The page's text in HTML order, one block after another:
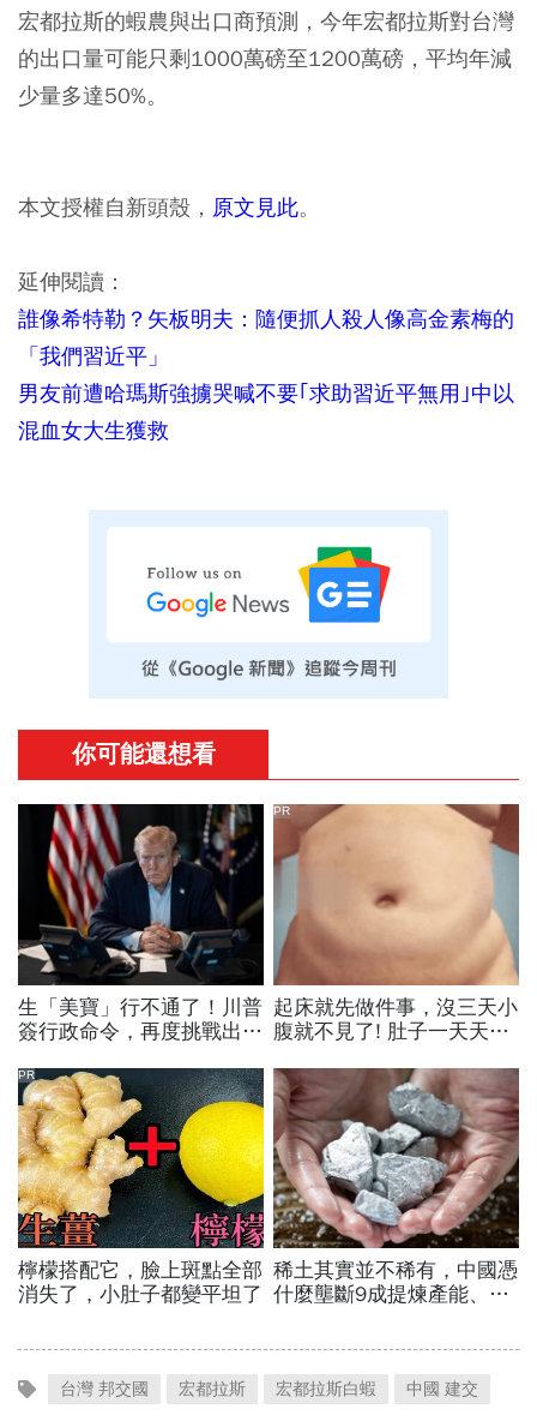
宏都拉斯的蝦農與出口商預測，今年宏都拉斯對台灣
的出口量可能只剩1000萬磅至1200萬磅，平均年減
少量多達50%。
本文授權自新頭殼， 原文見此。
延伸閱讀：
誰像希特勒？矢板明夫：隨便抓人殺人像高金素梅的
「我們習近平」
男友前遭哈瑪斯強擄哭喊不要｢求助習近平無用｣中以
混血女大生獲救
台灣 邦交國 宏都拉斯 宏都拉斯白蝦 中國 建交